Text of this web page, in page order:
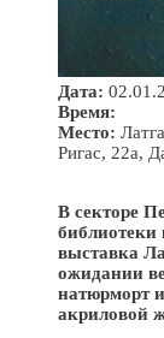
Дата:
Время:
Место:
Ригас, 22а,
В секторе
библиотеки
выставка
ожидании
натюрморт
акриловой